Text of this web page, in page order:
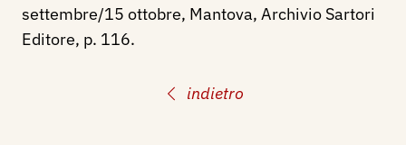
indietro
settembre/15 ottobre, Mantova, Archivio Sartori
Editore, p. 116.